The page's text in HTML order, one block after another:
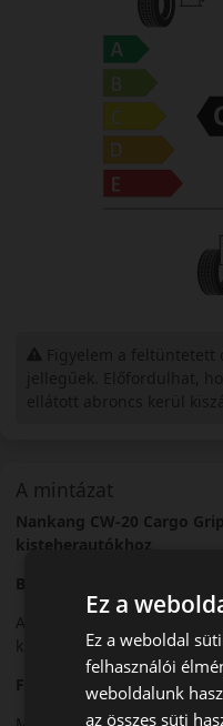
A mintázat
Nankang CW-20 Cargo
kisteherautókhoz
Bevezető
A Nankang CW-20 Cargo
kisteherautók és furgonok
Futófelület és tapadás
Ez a
Ez a weboldal
felhasználói
weboldalunk
az összes süti